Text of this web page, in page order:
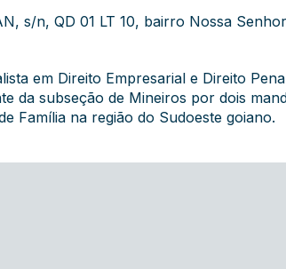
, s/n, QD 01 LT 10 , bairro Nossa
em Direito Empresarial e Direito
da subseção de Mineiros por dois
Família na região do Sudoeste goiano.